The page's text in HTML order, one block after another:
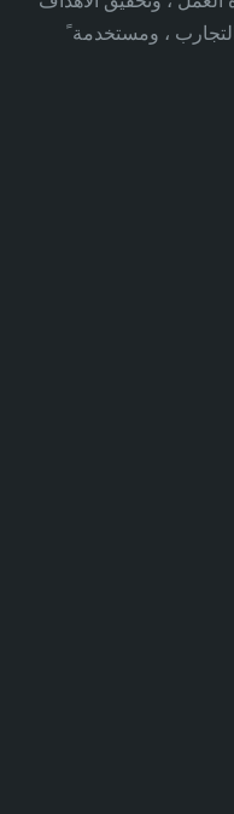
، ومستخدمة